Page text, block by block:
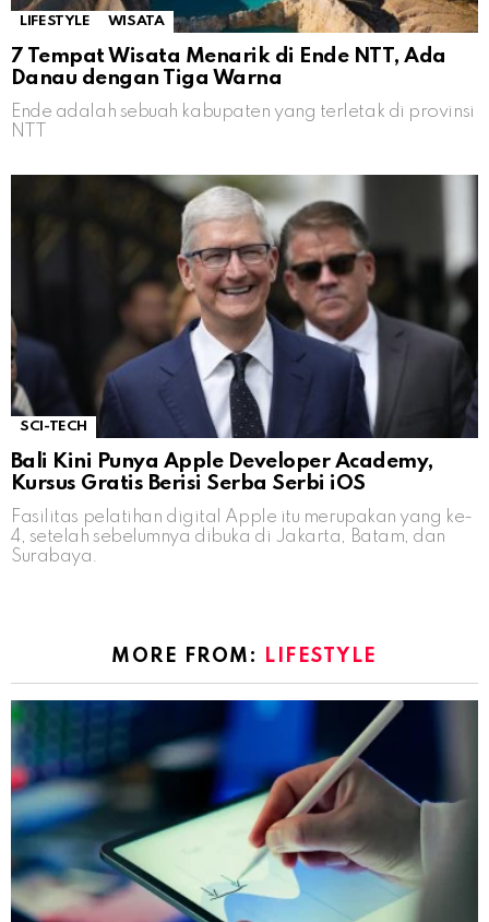
LIFESTYLE WISATA
7 Tempat Wisata Menarik di Ende NTT, Ada
Danau dengan Tiga Warna
Ende adalah sebuah kabupaten yang terletak di provinsi
NTT
SCI-TECH
Bali Kini Punya Apple Developer Academy,
Kursus Gratis Berisi Serba Serbi iOS
Fasilitas pelatihan digital Apple itu merupakan yang ke-
4, setelah sebelumnya dibuka di Jakarta, Batam, dan
Surabaya.
MORE FROM: LIFESTYLE